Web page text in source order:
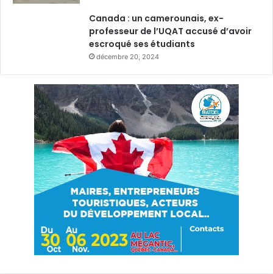
Canada : un camerounais, ex-
professeur de l’UQAT accusé d’avoir
escroqué ses étudiants
décembre 20, 2024